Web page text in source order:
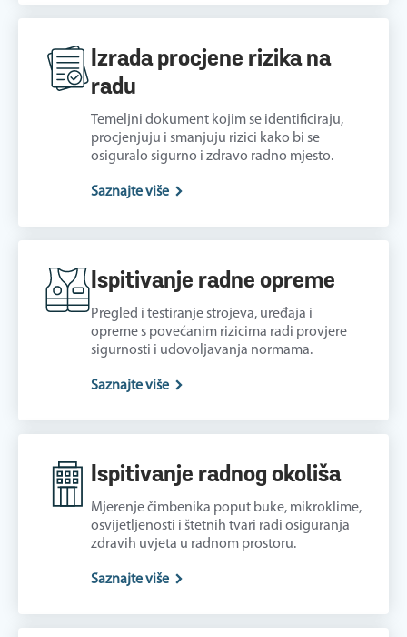
Izrada procjene rizika na
radu
Temeljni dokument kojim se identificiraju,
procjenjuju i smanjuju rizici kako bi se
osiguralo sigurno i zdravo radno mjesto.
Saznajte više
Ispitivanje radne opreme
Pregled i testiranje strojeva, uređaja i
opreme s povećanim rizicima radi provjere
sigurnosti i udovoljavanja normama.
Saznajte više
Ispitivanje radnog okoliša
Mjerenje čimbenika poput buke, mikroklime,
osvijetljenosti i štetnih tvari radi osiguranja
zdravih uvjeta u radnom prostoru.
Saznajte više